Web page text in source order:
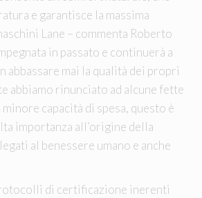
e garantisce la massima
Lane – commenta Roberto
in passato e continuerà a
abbassare mai la qualità dei propri
abbiamo rinunciato ad alcune fette
capacità di spesa, questo è
importanza all’origine della
al benessere umano e anche
di certificazione inerenti